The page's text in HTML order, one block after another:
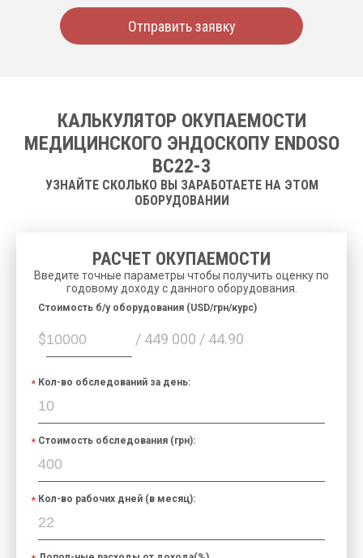
Отправить заявку
КАЛЬКУЛЯТОР ОКУПАЕМОСТИ
МЕДИЦИНСКОГО ЭНДОСКОПУ ENDOSO
BC22-3
УЗНАЙТЕ СКОЛЬКО ВЫ ЗАРАБОТАЕТЕ НА ЭТОМ
ОБОРУДОВАНИИ
РАСЧЕТ ОКУПАЕМОСТИ
Введите точные параметры чтобы получить оценку по
годовому доходу с данного оборудования.
$ / 449 000 / 44.90
Cтоимость б/у оборудования (USD/грн/курс)
Кол-во обследований за день:
Стоимость обследования (грн):
Кол-во рабочих дней (в месяц):